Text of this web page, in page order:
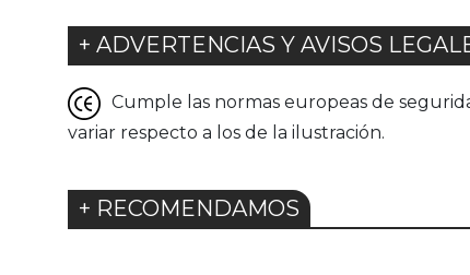
+ ADVERTENCIAS Y AVISOS
Cumple las normas europeas de
variar respecto a los de la ilustración.
+ RECOMENDAMOS